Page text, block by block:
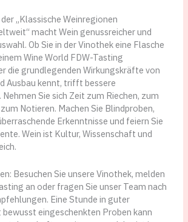
„Klassische Weinregionen
macht Wein genussreicher und
Ob Sie in der Vinothek eine Flasche
Wine World FDW-Tasting
die grundlegenden Wirkungskräfte von
Ausbau kennt, trifft bessere
Sie sich Zeit zum Riechen, zum
Notieren. Machen Sie Blindproben,
Erkenntnisse und feiern Sie
Wein ist Kultur, Wissenschaft und
Besuchen Sie unsere Vinothek, melden
an oder fragen Sie unser Team nach
Eine Stunde in guter
eingeschenkten Proben kann